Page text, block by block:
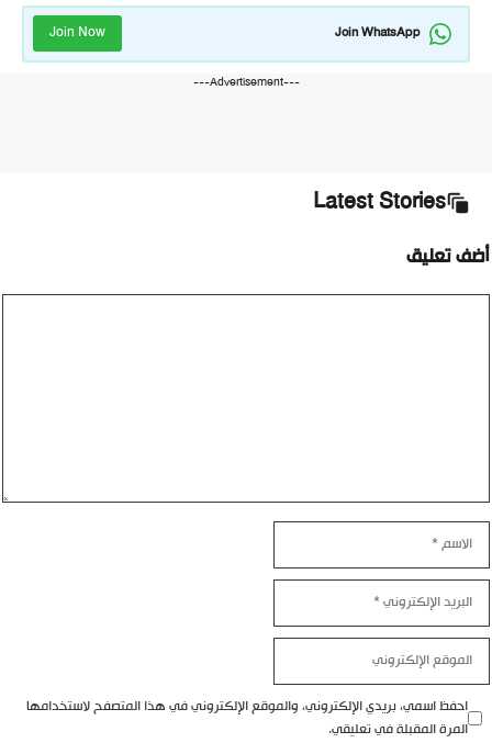
Join WhatsApp
Join Now
---Advertisement---
Latest Stories
أضف تعليق
الإلكتروني
الإلكتروني
احفظ اسمي، بريدي الإلكتروني، والموقع الإلكتروني في هذا المتصفح لاستخدامها
المرة المقبلة في تعليقي.